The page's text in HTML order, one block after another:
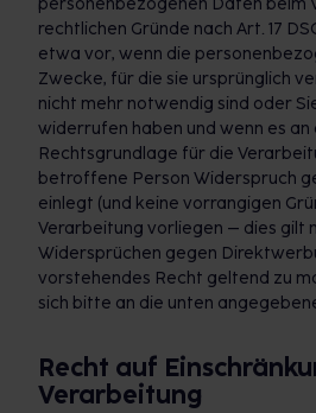
rechtlichen Gründe nach Art. 17
etwa vor, wenn die
Zwecke, für die sie ursprünglich
nicht mehr notwendig sind oder
widerrufen haben und wenn es
Rechtsgrundlage für die
betroffene Person Widerspruch
einlegt (und keine vorrangigen
Verarbeitung vorliegen – dies gilt
Widersprüchen gegen
vorstehendes Recht geltend zu
sich bitte an die unten
Recht auf
Verarbeitung